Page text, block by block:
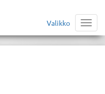
Valikko